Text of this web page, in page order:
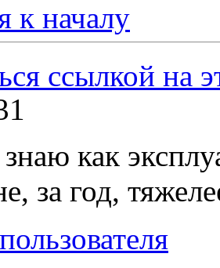
к началу
как
за год,